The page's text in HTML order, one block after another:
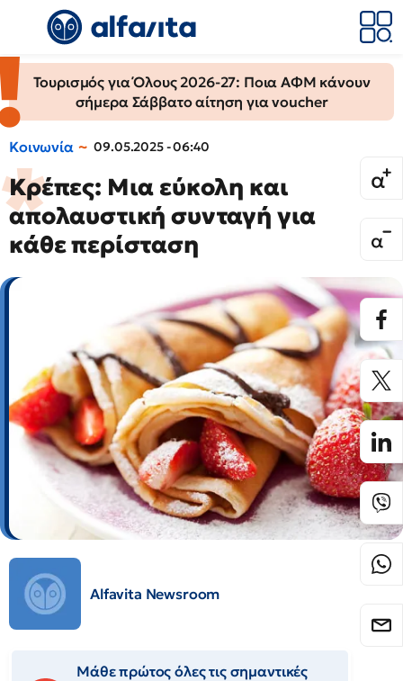
Τουρισμός για Όλους 2026-27: Ποια ΑΦΜ κάνουν
σήμερα Σάββατο αίτηση για voucher
Κοινωνία 09.05.2025 - 06:40
Κρέπες: Μια εύκολη και
απολαυστική συνταγή για
κάθε περίσταση
Alfavita Newsroom
Μάθε πρώτος όλες τις σημαντικές